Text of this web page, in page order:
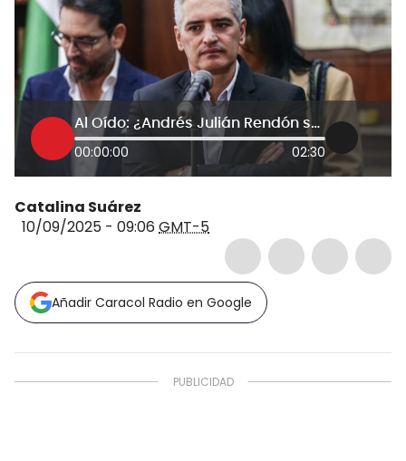
Al Oído: ¿Andrés Julián Rendón se va del Centro Democrático?
00:00:00 02:30
Catalina Suárez
10/09/2025 - 09:06 GMT-5
Añadir Caracol Radio en Google